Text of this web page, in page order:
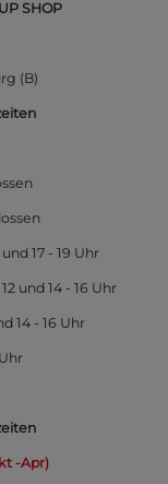
SHOP
(B)
17 - 19 Uhr
und 14 - 16 Uhr
14 - 16 Uhr
-Apr)